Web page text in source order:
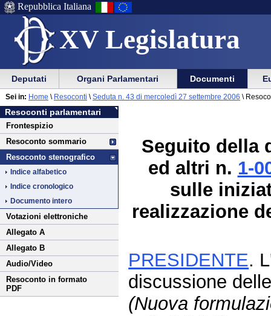
XV Legislatura
Menu
di
ausilio
alla
navigazione
Vai
Menu
di
navigazione
principale
Repubblica Italiana
Menu
di
navigazione
principale
Vai
menu
di
sezione
Deputati Organi Parlamentari Documenti
Vai
al
contenuto
Resoconti parlamentari
Frontespizio
Resoconto sommario
Resoconto stenografico
Indice alfabetico
Indice cronologico
Documento intero
Votazioni elettroniche
Allegato A
Allegato B
Audio/Video
Resoconto in formato
PDF
Sei in: Home \ Resoconti \ Seduta n. 43 di mercoledì 27 settembre 2006 \
Seguito della
ed altri n. 1-
sulle
realizzazione
PRESIDENTE.
discussione
(Nuova